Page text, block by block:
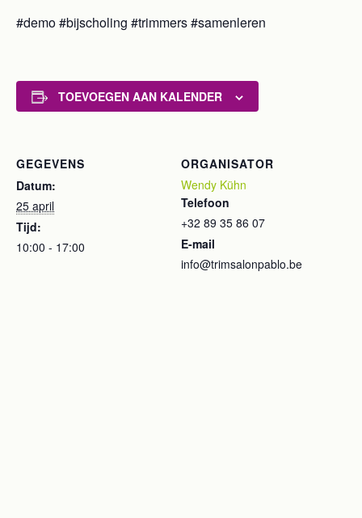
#demo #bijscholing #trimmers #samenleren
TOEVOEGEN AAN KALENDER
GEGEVENS
Datum:
25 april
Tijd:
10:00 - 17:00
ORGANISATOR
Wendy Kühn
Telefoon
+32 89 35 86 07
E-mail
info@trimsalonpablo.be